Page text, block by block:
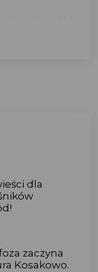
dla
zaczyna
Kosakowo.